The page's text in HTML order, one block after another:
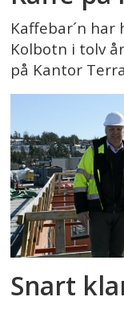
Kaffebar´n
Kolbotn i tolv
på Kantor
Snart